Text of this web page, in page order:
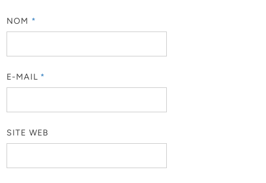
NOM *
E-MAIL *
SITE WEB